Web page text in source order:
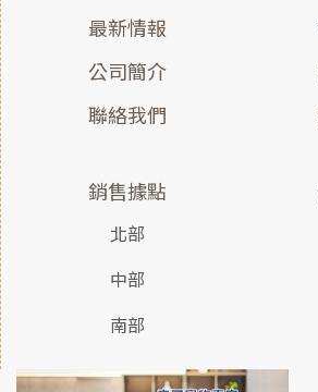
最新情報
公司簡介
聯絡我們
銷售據點
北部
中部
南部